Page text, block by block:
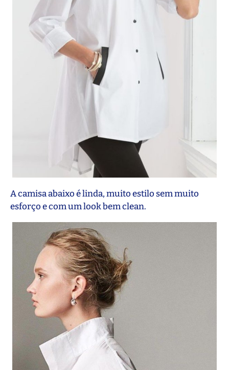
A camisa abaixo é linda, muito estilo sem muito
esforço e com um look bem clean.